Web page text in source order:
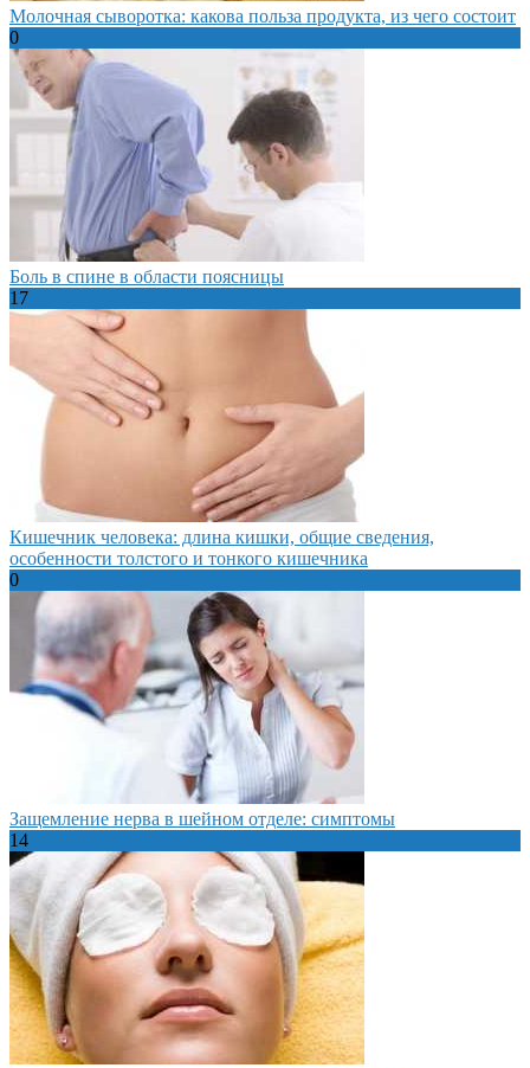
Молочная сыворотка: какова польза продукта, из чего состоит
0
Боль в спине в области поясницы
17
Кишечник человека: длина кишки, общие сведения,
особенности толстого и тонкого кишечника
0
Защемление нерва в шейном отделе: симптомы
14